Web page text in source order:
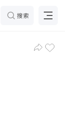
搜索